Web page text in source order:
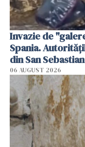
Invazie de
Spania.
din San Sebastian
06 AUGUST 2026